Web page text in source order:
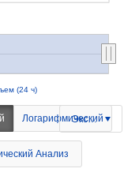
(24 ч)
Логарифмический
Экспорт
Анализ